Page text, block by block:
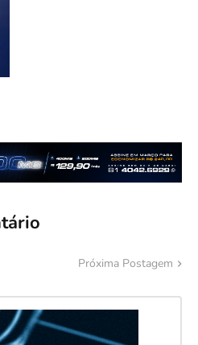
Próxima Postagem